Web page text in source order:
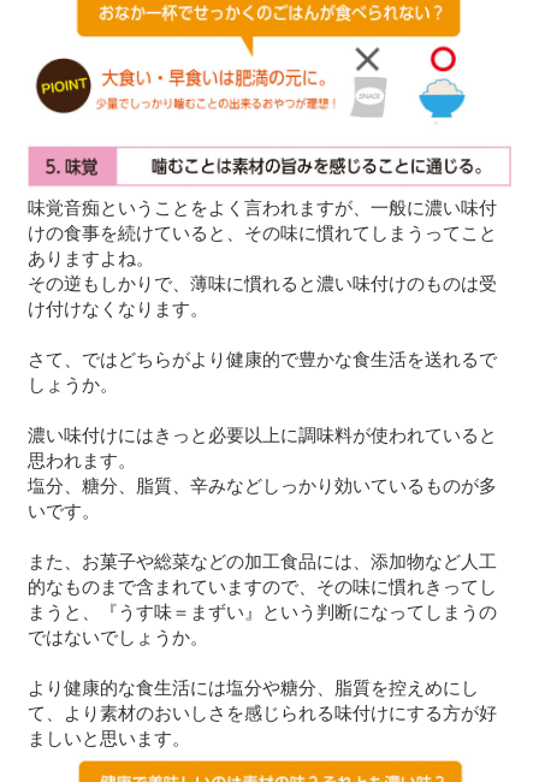
味覚音痴ということをよく言われますが、一般に濃い味付
けの食事を続けていると、その味に慣れてしまうってこと
ありますよね。
その逆もしかりで、薄味に慣れると濃い味付けのものは受
け付けなくなります。
さて、ではどちらがより健康的で豊かな食生活を送れるで
しょうか。
濃い味付けにはきっと必要以上に調味料が使われていると
思われます。
塩分、糖分、脂質、辛みなどしっかり効いているものが多
いです。
また、お菓子や総菜などの加工食品には、添加物など人工
的なものまで含まれていますので、その味に慣れきってし
まうと、『うす味＝まずい』という判断になってしまうの
ではないでしょうか。
より健康的な食生活には塩分や糖分、脂質を控えめにし
て、より素材のおいしさを感じられる味付けにする方が好
ましいと思います。